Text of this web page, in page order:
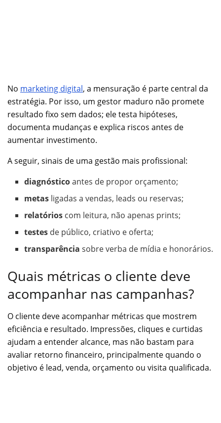
No marketing digital, a mensuração é parte central da
estratégia. Por isso, um gestor maduro não promete
resultado fixo sem dados; ele testa hipóteses,
documenta mudanças e explica riscos antes de
aumentar investimento.
A seguir, sinais de uma gestão mais profissional:
diagnósticoantes de propor orçamento;
metas ligadas a vendas, leads ou reservas;
relatórios com leitura, não apenas prints;
testes de público, criativo e oferta;
transparência sobre verba de mídia e honorários.
Quais métricas o cliente deve
acompanhar nas campanhas?
O cliente deve acompanhar métricas que mostrem
eficiência e resultado. Impressões, cliques e curtidas
ajudam a entender alcance, mas não bastam para
avaliar retorno financeiro, principalmente quando o
objetivo é lead, venda, orçamento ou visita qualificada.